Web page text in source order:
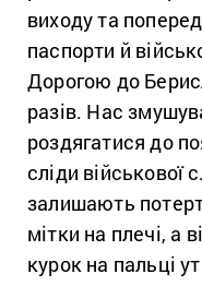
виходу та
паспорти й
Дорогою до
разів. Нас
роздягатися до
сліди
залишають
мітки на плечі, а
курок на пальці